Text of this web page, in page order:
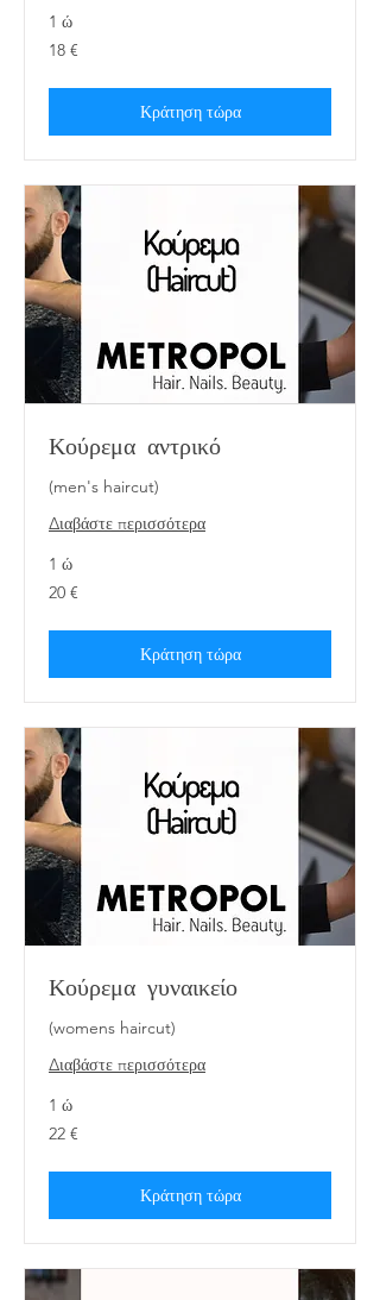
1 ώ
18
ευρώ
18 €
Κράτηση τώρα
Κούρεμα αντρικό
(men's haircut)
Διαβάστε περισσότερα
1 ώ
20
ευρώ
20 €
Κράτηση τώρα
Κούρεμα γυναικείο
(womens haircut)
Διαβάστε περισσότερα
1 ώ
22
ευρώ
22 €
Κράτηση τώρα